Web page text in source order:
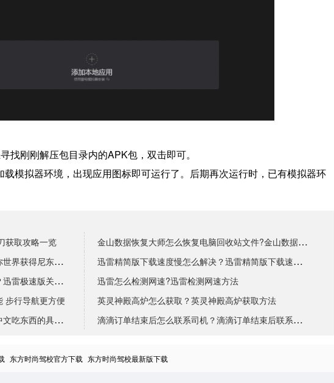
找刚刚解压包目录内的APK包，双击即可。
模拟器环境，出现应用图标即可运行了。 后期再次运行时，已有模拟器环
获取攻略一览
金山数据恢复大师怎么恢复电脑回收站文件?金山数据恢复
迷你世界尼东洛洛坐骑怎么获得？迷你世界获得尼东洛洛坐
迅雷精简版下载速度慢怎么解决？迅雷精简版下载速度慢解
迅雷极速版如何关闭下载完成提示音？迅雷极速版关闭下载
迅雷怎么检测网速?迅雷检测网速方法
步行导航更方便
英灵神殿高炉怎么获取？英灵神殿高炉获取方法
生存战争中文怎么吃东西？生存战争中文吃东西的具体操作 滴滴订单结束后怎么联系司机？滴滴订单结束后联系司机的
东方时尚驾校官方下载 东方时尚驾校最新版下载